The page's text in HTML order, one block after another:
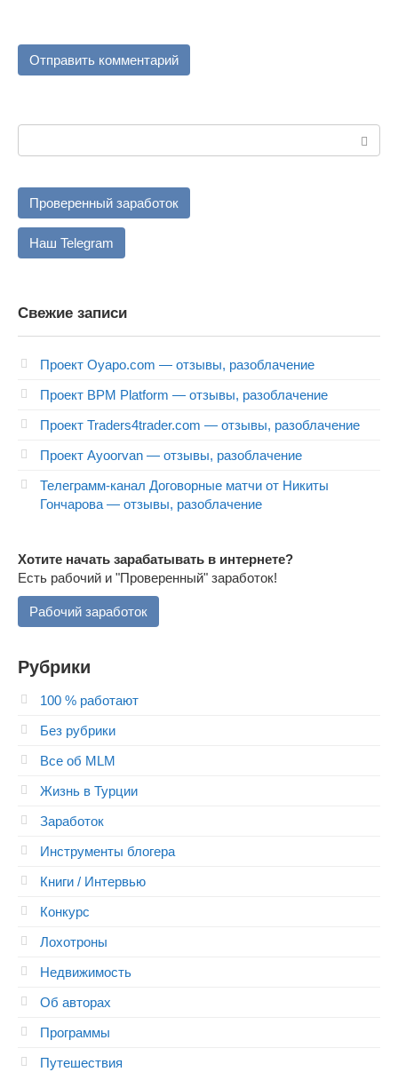
Проверенный заработок
Наш Telegram
Свежие записи
Проект Oyapo.com — отзывы, разоблачение
Проект BPM Platform — отзывы, разоблачение
Проект Traders4trader.com — отзывы, разоблачение
Проект Ayoorvan — отзывы, разоблачение
Телеграмм-канал Договорные матчи от Никиты
Гончарова — отзывы, разоблачение
Хотите начать зарабатывать в интернете?
Есть рабочий и "Проверенный" заработок!
Рабочий заработок
Рубрики
100 % работают
Без рубрики
Все об MLM
Жизнь в Турции
Заработок
Инструменты блогера
Книги / Интервью
Конкурс
Лохотроны
Недвижимость
Об авторах
Программы
Путешествия